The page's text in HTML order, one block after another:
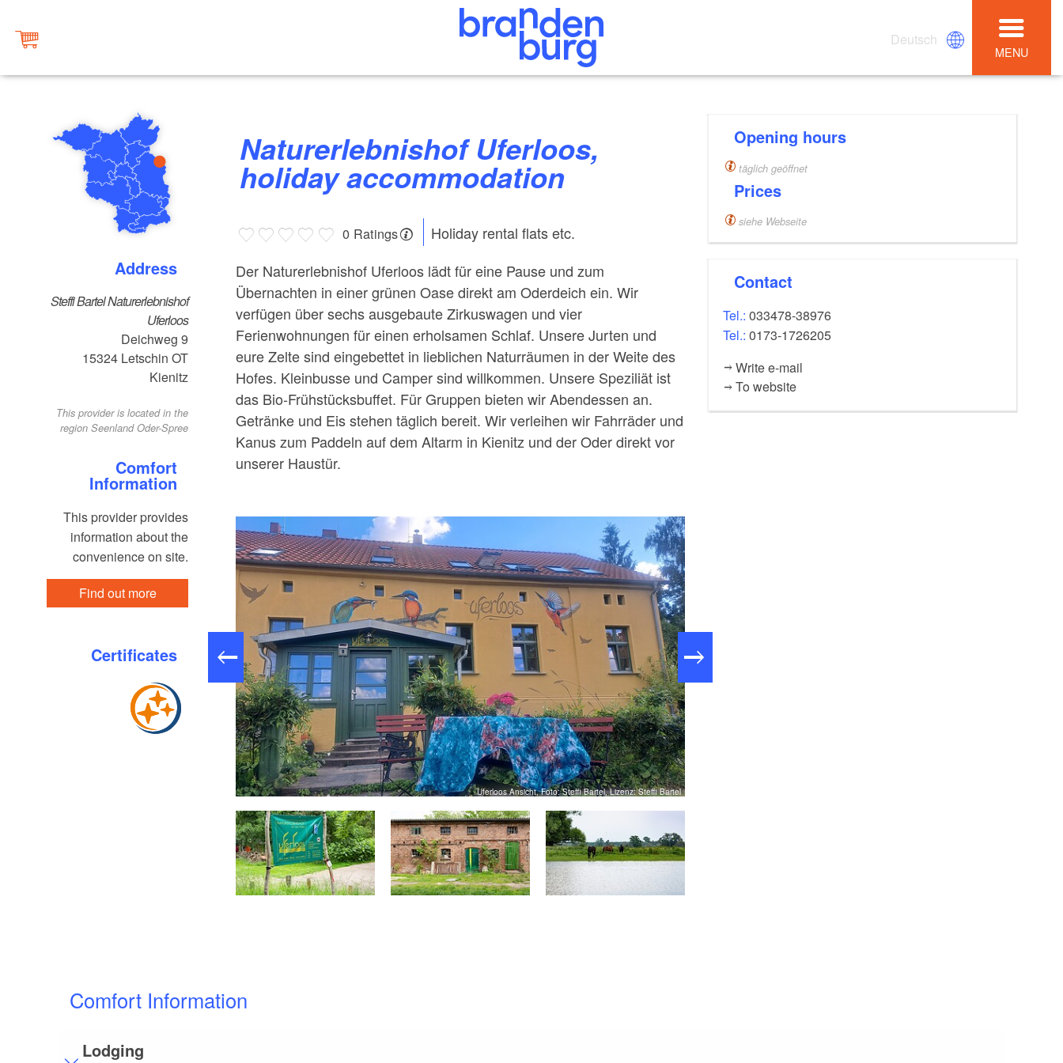
Deutsch
MENU
Address
Steffi Bartel Naturerlebnishof
Uferloos
Deichweg 9
15324 Letschin OT
Kienitz
This provider is located in the
region Seenland Oder-Spree
Comfort
Information
This provider provides
information about the
convenience on site.
Find out more
Certificates
Naturerlebnishof Uferloos,
holiday accommodation
0 Ratings
Holiday rental flats etc.
Der Naturerlebnishof Uferloos lädt für eine Pause und zum
Übernachten in einer grünen Oase direkt am Oderdeich ein. Wir
verfügen über sechs ausgebaute Zirkuswagen und vier
Ferienwohnungen für einen erholsamen Schlaf. Unsere Jurten und
eure Zelte sind eingebettet in lieblichen Naturräumen in der Weite des
Hofes. Kleinbusse und Camper sind willkommen. Unsere Speziliät ist
das Bio-Frühstücksbuffet. Für Gruppen bieten wir Abendessen an.
Getränke und Eis stehen täglich bereit. Wir verleihen wir Fahrräder und
Kanus zum Paddeln auf dem Altarm in Kienitz und der Oder direkt vor
unserer Haustür.
Uferloos Ansicht, Foto: Steffi Bartel, Lizenz: Steffi Bartel
Opening hours
täglich geöffnet
Prices
siehe Webseite
Contact
Tel.:033478-38976
Tel.:0173-1726205
Write e-mail
To website
Comfort Information
Lodging